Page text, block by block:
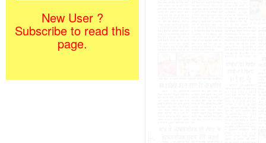
New User ?
Subscribe to read this
page.